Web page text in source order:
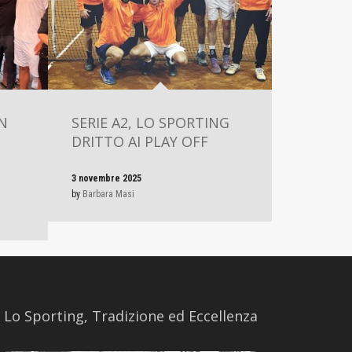
SERIE A2, LO SPORTING
DRITTO AI PLAY OFF
3 novembre 2025
by Barbara Masi
​Lo Sporting, Tradizione ed Eccellenza